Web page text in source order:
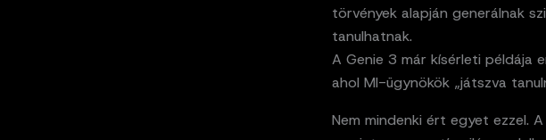
törvények alapján generálnak
tanulhatnak.
A Genie 3 már kísérleti példája
ahol MI-ügynökök „játszva
Nem mindenki ért egyet ezzel.